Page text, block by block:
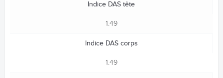
Indice DAS tête
1.49
Indice DAS corps
1.49